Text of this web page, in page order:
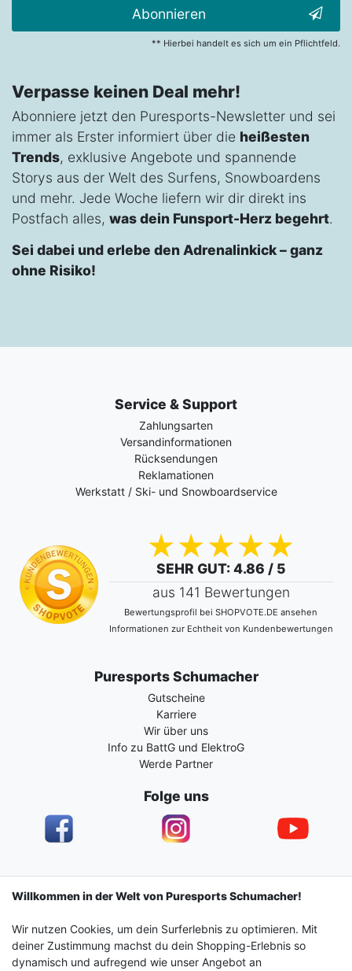
Abonnieren
** Hierbei handelt es sich um ein Pflichtfeld.
Verpasse keinen Deal mehr!
Abonniere jetzt den Puresports-Newsletter und sei
immer als Erster informiert über die heißesten
Trends, exklusive Angebote und spannende
Storys aus der Welt des Surfens, Snowboardens
und mehr. Jede Woche liefern wir dir direkt ins
Postfach alles, was dein Funsport-Herz begehrt.
Sei dabei und erlebe den Adrenalinkick – ganz
ohne Risiko!
Service & Support
Zahlungsarten
Versandinformationen
Rücksendungen
Reklamationen
Werkstatt / Ski- und Snowboardservice
SEHR GUT: 4.86 / 5
aus 141 Bewertungen
Bewertungsprofil bei SHOPVOTE.DE ansehen
Informationen zur Echtheit von Kundenbewertungen
Puresports Schumacher
Gutscheine
Karriere
Wir über uns
Info zu BattG und ElektroG
Werde Partner
Folge uns
Impressum Daten­schutz­erklärung AGB
Barrierefreiheitserklärung Widerrufs­recht
Willkommen in der Welt von Puresports Schumacher!
Wir nutzen Cookies, um dein Surferlebnis zu optimieren. Mit
deiner Zustimmung machst du dein Shopping-Erlebnis so
dynamisch und aufregend wie unser Angebot an